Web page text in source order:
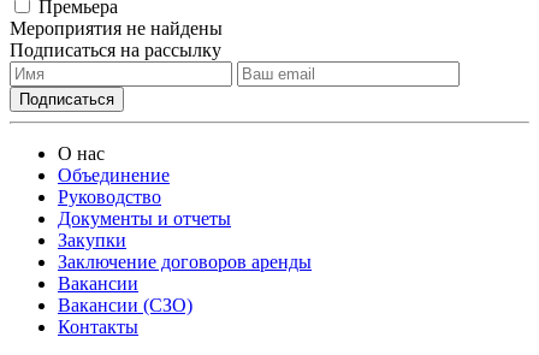
Премьера
Мероприятия не найдены
Подписаться на рассылку
О нас
Объединение
Руководство
Документы и отчеты
Закупки
Заключение договоров аренды
Вакансии
Вакансии (СЗО)
Контакты